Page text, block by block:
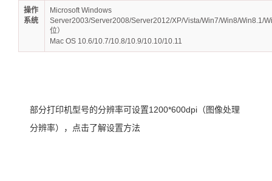
操作
系统
Microsoft Windows
Server2003/Server2008/Server2012/XP/Vista/Win7/Win8/Win8.1/
位）
Mac OS 10.6/10.7/10.8/10.9/10.10/10.11
部分打印机型号的分辨率可设置1200*600dpi（图像处理
分辨率），点击了解设置方法